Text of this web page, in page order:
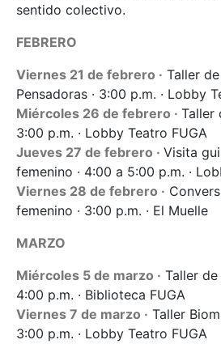
sentido colectivo.
FEBRERO
Viernes 21 de febrero · Taller
Pensadoras · 3:00 p.m. · Lobby
Miércoles 26 de febrero · Taller
3:00 p.m. · Lobby Teatro FUGA
Jueves 27 de febrero · Visita
femenino · 4:00 a 5:00 p.m. ·
Viernes 28 de febrero ·
femenino · 3:00 p.m. · El Muelle
MARZO
Miércoles 5 de marzo · Taller
4:00 p.m. · Biblioteca FUGA
Viernes 7 de marzo · Taller
3:00 p.m. · Lobby Teatro FUGA